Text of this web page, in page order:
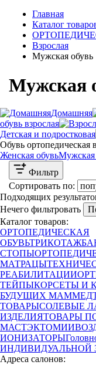
Главная
Каталог
Взрослая
Мужская обувь
Мужская
Домашняя
обувь взрослая
Детская и подростковая
Обувь ортопедическая
Женская обувьМужская
Фильтр
Сортировать по:
Подходящих
Нечего фильтровать
Каталог товаров:
ОРТОПЕДИЧЕСКАЯ
ОБУВЬТРИКОТАЖ
СТОПЫ
МАТРАЦЫ
РЕАБИЛИТАЦИИ
ТЕЙПЫКОРСЕТЫ И
БУДУЩИХ МАМ
ТОВАРЫСОЛЕВЫЕ
ИЗДЕЛИЯТОВАРЫ
МАСТЭКТОМИИ
ИОНИЗАТОРЫ
ИНДИВИДУАЛЬНОЙ
Адреса салонов: